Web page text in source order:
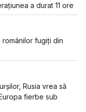
a durat 11 ore
românilor fugiți din
Rusia vrea să
fierbe sub